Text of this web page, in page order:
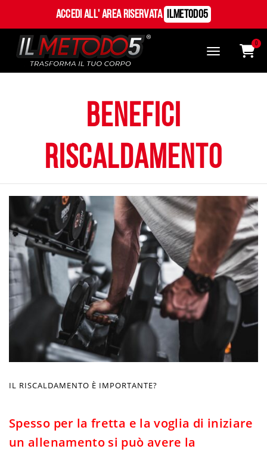
Accedi all' Area Riservata ILMetodo5
0
benefici
riscaldamento
IL RISCALDAMENTO È IMPORTANTE?
Spesso per la fretta e la voglia di iniziare
un allenamento si può avere la